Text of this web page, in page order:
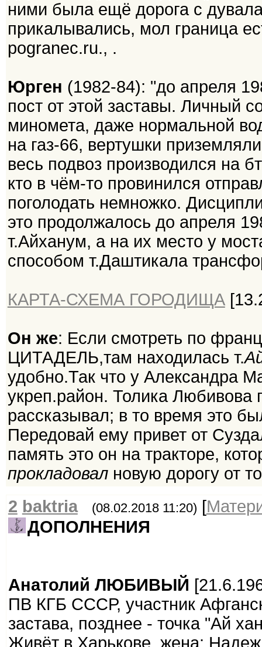
ними была ещё дорога с
прикалывались, мол граница
pogranec.ru., .
Юрген (1982-84): "до апреля
пост от этой заставы. Личный
миномета, даже нормальной
на газ-66, вертушки
весь подвоз производился на
кто в чём-то провинился
поголодать немножко.
это продолжалось до апреля
т.Айханум, а на их место у
способом т.Даштикала
КАРТА-СХЕМА ГОРОДИЩА
Он же: Если смотреть по
ЦИТАДЕЛЬ,там находилась т.
удобно.Так что у Александра
укреп.район. Толика
рассказывал; в то время это
Передовай ему привет от
память это он на тракторе,
прокладовалновую дорогу от
2 baktria (08.02.2018 11:20) [
ДОПОЛНЕНИЯ
Анатолий ЛЮБИВЫЙ
ПВ КГБ СССР, участник
застава, позднее - точка "Ай
Живёт в Харькове, жена: